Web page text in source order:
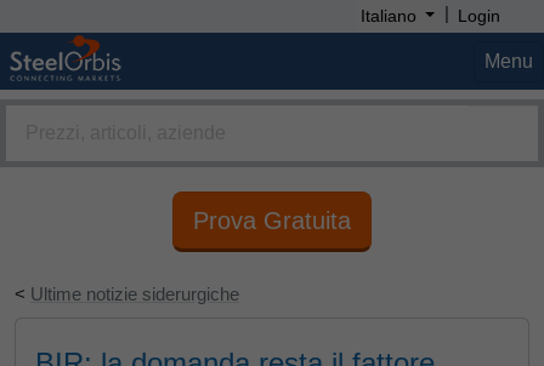
Italiano | Login
Menu
Prova Gratuita
< Ultime notizie siderurgiche